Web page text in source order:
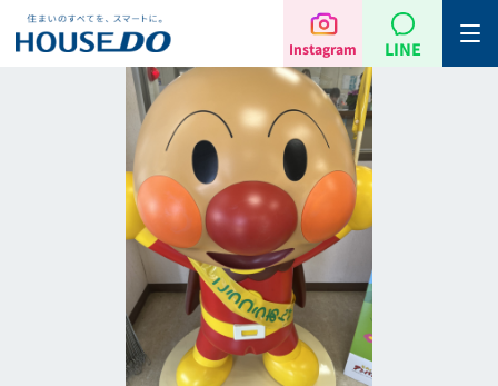
Instagram LINE